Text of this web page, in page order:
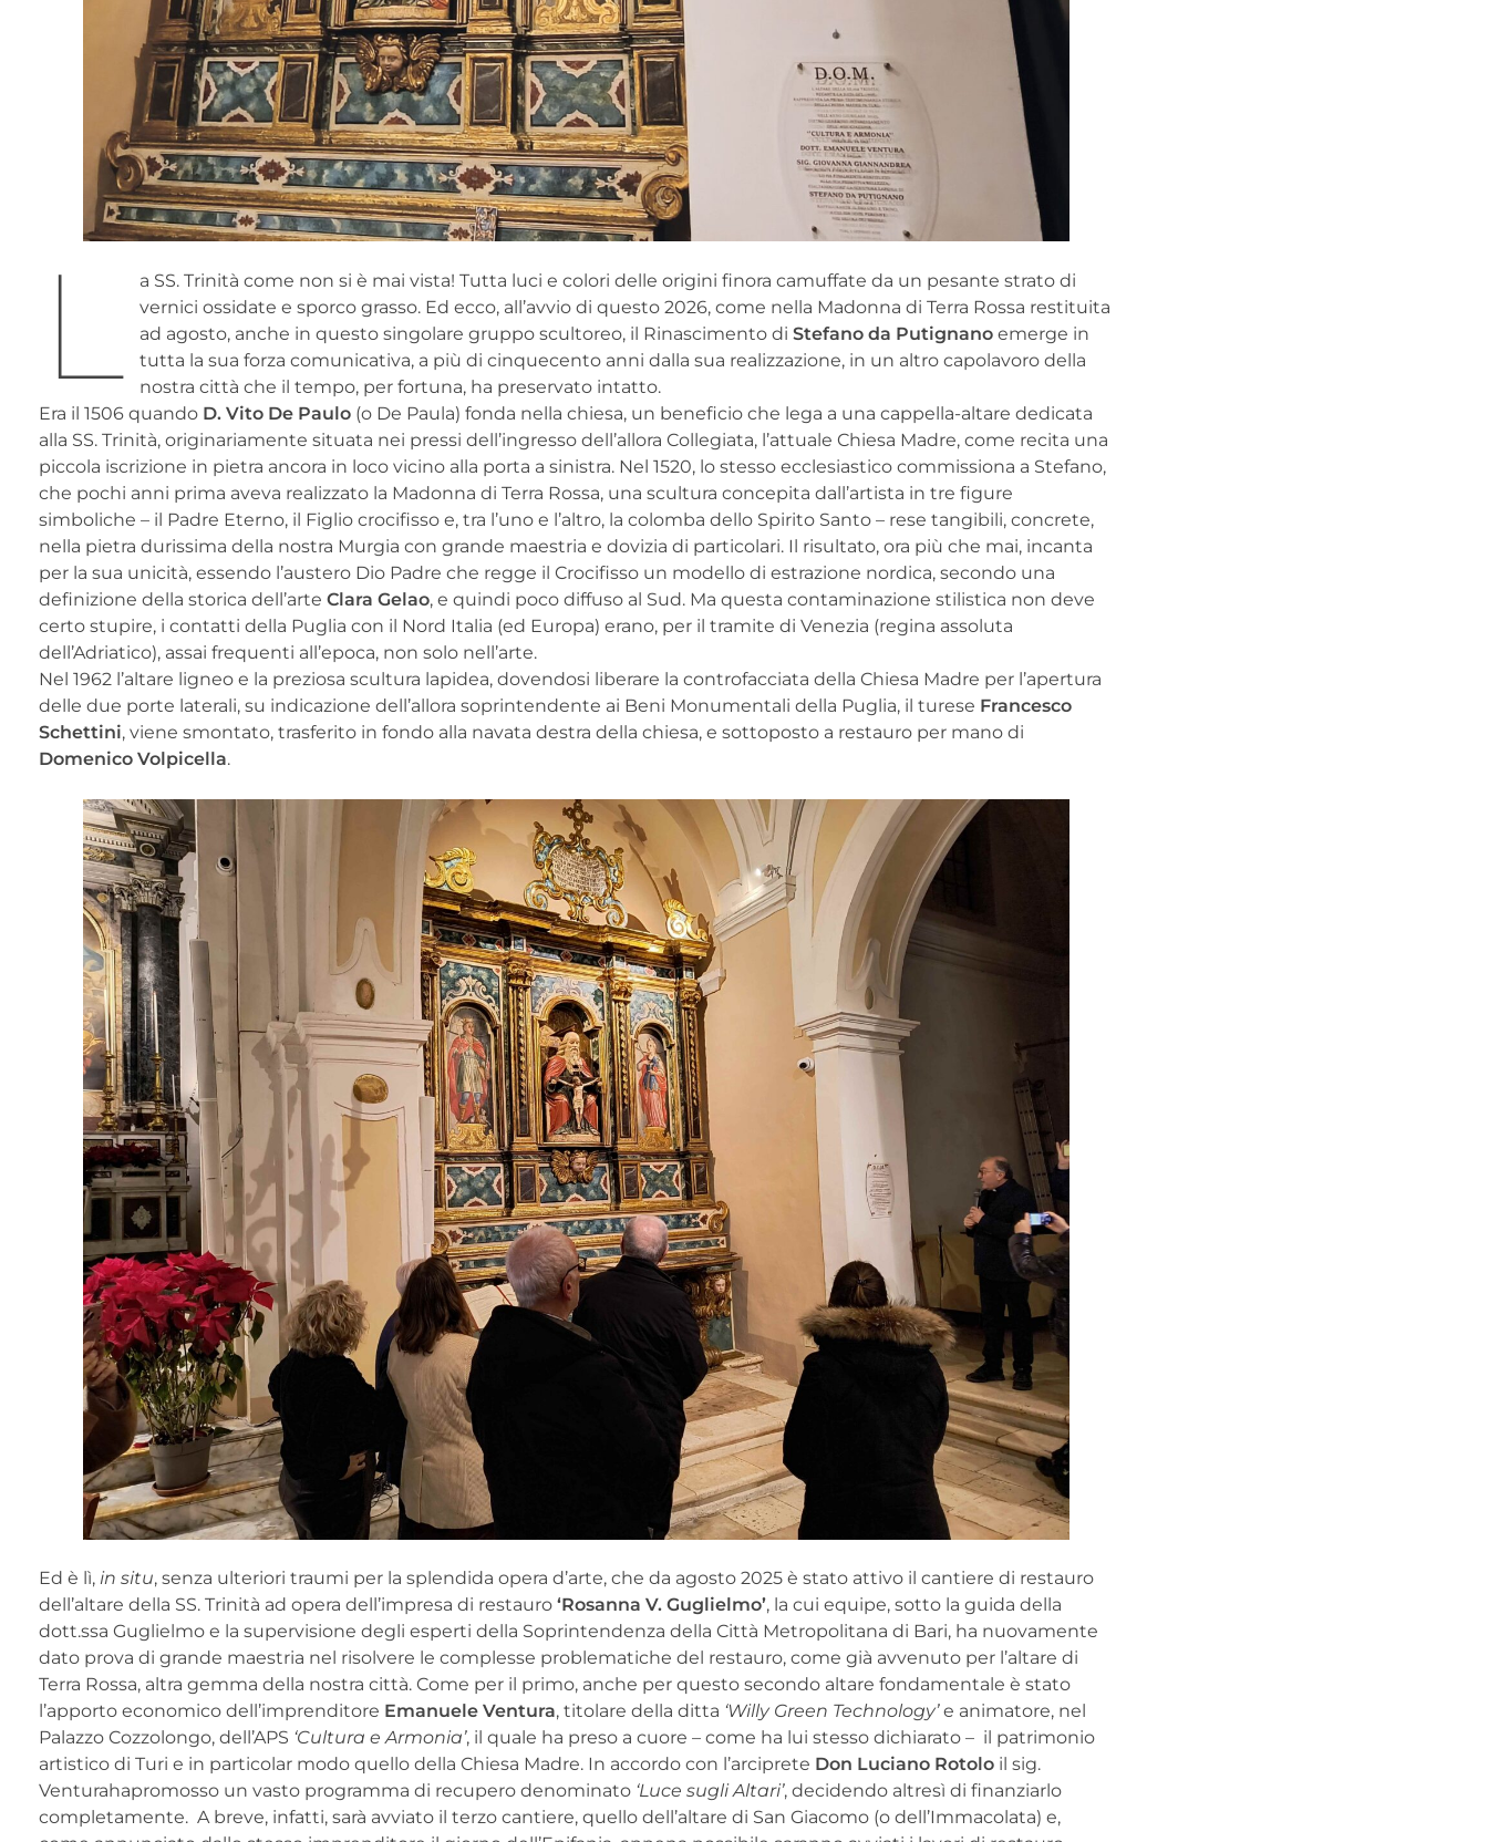
L
a SS. Trinità come non si è mai vista! Tutta luci e colori delle origini finora camuffate da un pesante strato di
vernici ossidate e sporco grasso. Ed ecco, all’avvio di questo 2026, come nella Madonna di Terra Rossa restituita
ad agosto, anche in questo singolare gruppo scultoreo, il Rinascimento diStefano da Putignano emerge in
tutta la sua forza comunicativa, a più di cinquecento anni dalla sua realizzazione, in un altro capolavoro della
nostra città che il tempo, per fortuna, ha preservato intatto.
Era il 1506 quando D. Vito De Paulo (o De Paula) fonda nella chiesa, un beneficio che lega a una cappella-altare dedicata
alla SS. Trinità, originariamente situata nei pressi dell’ingresso dell’allora Collegiata, l’attuale Chiesa Madre, come recita una
piccola iscrizione in pietra ancora in loco vicino alla porta a sinistra. Nel 1520, lo stesso ecclesiastico commissiona a Stefano,
che pochi anni prima aveva realizzato la Madonna di Terra Rossa, una scultura concepita dall’artista in tre figure
simboliche – il Padre Eterno, il Figlio crocifisso e, tra l’uno e l’altro, la colomba dello Spirito Santo – rese tangibili, concrete,
nella pietra durissima della nostra Murgia con grande maestria e dovizia di particolari. Il risultato, ora più che mai, incanta
per la sua unicità, essendo l’austero Dio Padre che regge il Crocifisso un modello di estrazione nordica, secondo una
definizione della storica dell’arte Clara Gelao, e quindi poco diffuso al Sud. Ma questa contaminazione stilistica non deve
certo stupire, i contatti della Puglia con il Nord Italia (ed Europa) erano, per il tramite di Venezia (regina assoluta
dell’Adriatico), assai frequenti all’epoca, non solo nell’arte.
Nel 1962 l’altare ligneo e la preziosa scultura lapidea, dovendosi liberare la controfacciata della Chiesa Madre per l’apertura
delle due porte laterali, su indicazione dell’allora soprintendente ai Beni Monumentali della Puglia, il turese Francesco
Schettini, viene smontato, trasferito in fondo alla navata destra della chiesa, e sottoposto a restauro per mano di
Domenico Volpicella.
Ed è lì, in situ, senza ulteriori traumi per la splendida opera d’arte, che da agosto 2025 è stato attivo il cantiere di restauro
dell’altare della SS. Trinità ad opera dell’impresa di restauro ‘Rosanna V. Guglielmo’, la cui equipe, sotto la guida della
dott.ssa Guglielmo e la supervisione degli esperti della Soprintendenza della Città Metropolitana di Bari, ha nuovamente
dato prova di grande maestria nel risolvere le complesse problematiche del restauro, come già avvenuto per l’altare di
Terra Rossa, altra gemma della nostra città. Come per il primo, anche per questo secondo altare fondamentale è stato
l’apporto economico dell’imprenditore Emanuele Ventura, titolare della ditta ‘Willy Green Technology’e animatore, nel
Palazzo Cozzolongo, dell’APS ‘Cultura e Armonia’, il quale ha preso a cuore – come ha lui stesso dichiarato – il patrimonio
artistico di Turi e in particolar modo quello della Chiesa Madre. In accordo con l’arciprete Don Luciano Rotolo il sig.
Venturahapromosso un vasto programma di recupero denominato ‘Luce sugli Altari’, decidendo altresì di finanziarlo
completamente. A breve, infatti, sarà avviato il terzo cantiere, quello dell’altare di San Giacomo (o dell’Immacolata) e,